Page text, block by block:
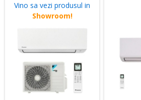
Vino sa vezi produsul in
Showroom!